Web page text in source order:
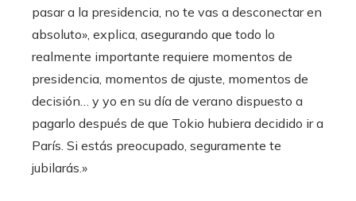
pasar a la presidencia, no te vas a desconectar en
absoluto», explica, asegurando que todo lo
realmente importante requiere momentos de
presidencia, momentos de ajuste, momentos de
decisión… y yo en su día de verano dispuesto a
pagarlo después de que Tokio hubiera decidido ir a
París. Si estás preocupado, seguramente te
jubilarás.»